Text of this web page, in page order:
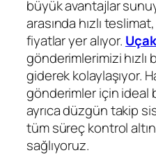
büyük avantajlar
arasında hızlı
fiyatlar yer alıyor.
gönderimlerimizi hızlı
giderek kolaylaşıyor.
gönderimler için ideal
ayrıca düzgün takip
tüm süreç kontrol
sağlıyoruz.